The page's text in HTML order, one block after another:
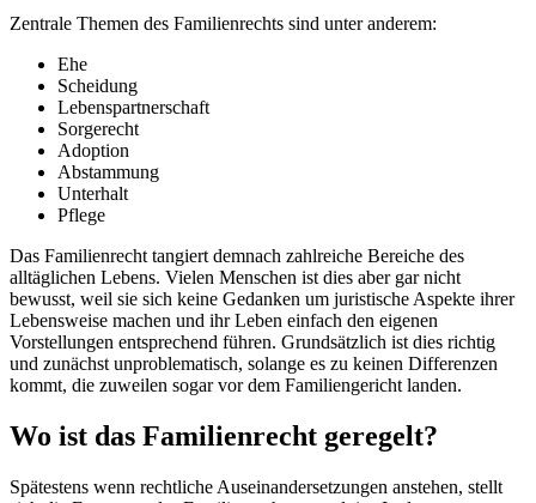
Zentrale Themen des Familienrechts sind unter anderem:
Ehe
Scheidung
Lebenspartnerschaft
Sorgerecht
Adoption
Abstammung
Unterhalt
Pflege
Das Familienrecht tangiert demnach zahlreiche Bereiche des
alltäglichen Lebens. Vielen Menschen ist dies aber gar nicht
bewusst, weil sie sich keine Gedanken um juristische Aspekte ihrer
Lebensweise machen und ihr Leben einfach den eigenen
Vorstellungen entsprechend führen. Grundsätzlich ist dies richtig
und zunächst unproblematisch, solange es zu keinen Differenzen
kommt, die zuweilen sogar vor dem Familiengericht landen.
Wo ist das Familienrecht geregelt?
Spätestens wenn rechtliche Auseinandersetzungen anstehen, stellt